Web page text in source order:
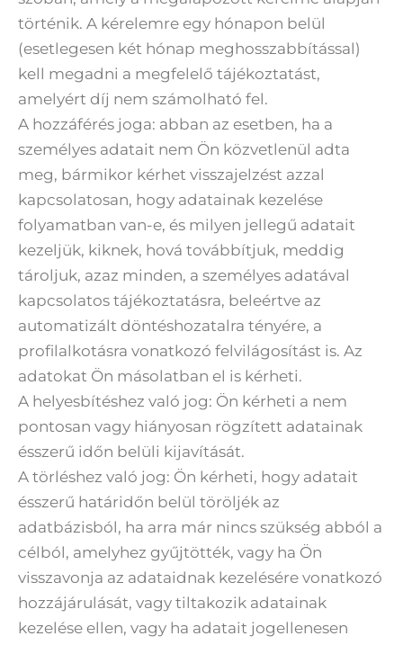
történik. A kérelemre egy hónapon belül
(esetlegesen két hónap meghosszabbítással)
kell megadni a megfelelő tájékoztatást,
amelyért díj nem számolható fel.
A hozzáférés joga: abban az esetben, ha a
személyes adatait nem Ön közvetlenül adta
meg, bármikor kérhet visszajelzést azzal
kapcsolatosan, hogy adatainak kezelése
folyamatban van-e, és milyen jellegű adatait
kezeljük, kiknek, hová továbbítjuk, meddig
tároljuk, azaz minden, a személyes adatával
kapcsolatos tájékoztatásra, beleértve az
automatizált döntéshozatalra tényére, a
profilalkotásra vonatkozó felvilágosítást is. Az
adatokat Ön másolatban el is kérheti.
A helyesbítéshez való jog: Ön kérheti a nem
pontosan vagy hiányosan rögzített adatainak
ésszerű időn belüli kijavítását.
A törléshez való jog: Ön kérheti, hogy adatait
ésszerű határidőn belül töröljék az
adatbázisból, ha arra már nincs szükség abból a
célból, amelyhez gyűjtötték, vagy ha Ön
visszavonja az adataidnak kezelésére vonatkozó
hozzájárulását, vagy tiltakozik adatainak
kezelése ellen, vagy ha adatait jogellenesen